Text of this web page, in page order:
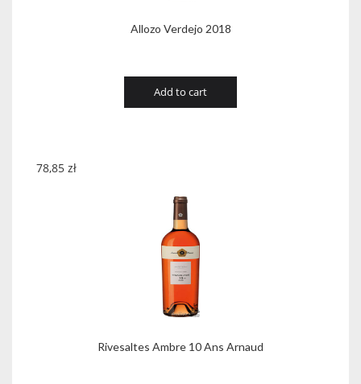
Allozo Verdejo 2018
Add to cart
Rivesaltes Ambre 10 Ans Arnaud
78,85 zł